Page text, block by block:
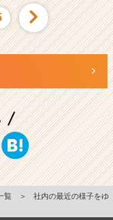
覧 ＞
社内の最近の様子をゆ